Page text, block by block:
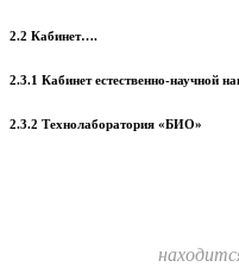
2.2 Кабинет….
2.3.1 Кабинет естественно-научной
2.3.2 Технолаборатория «БИО»